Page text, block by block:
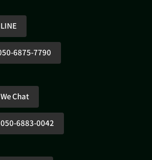
6875-7790
We Chat
050-6883-0042